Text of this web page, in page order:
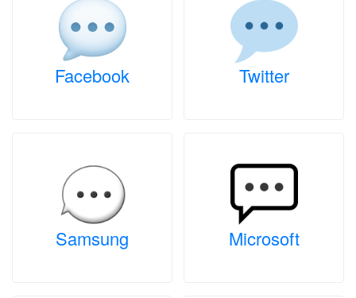
Facebook Twitter
Samsung Microsoft